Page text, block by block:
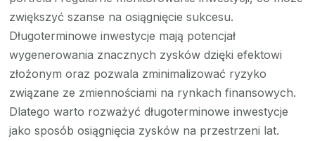
zwiększyć szanse na osiągnięcie sukcesu.
Długoterminowe inwestycje mają potencjał
wygenerowania znacznych zysków dzięki efektowi
złożonym oraz pozwala zminimalizować ryzyko
związane ze zmiennościami na rynkach finansowych.
Dlatego warto rozważyć długoterminowe inwestycje
jako sposób osiągnięcia zysków na przestrzeni lat.